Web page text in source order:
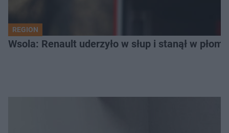
REGION
Wsola: Renault uderzyło w słup i stanął w